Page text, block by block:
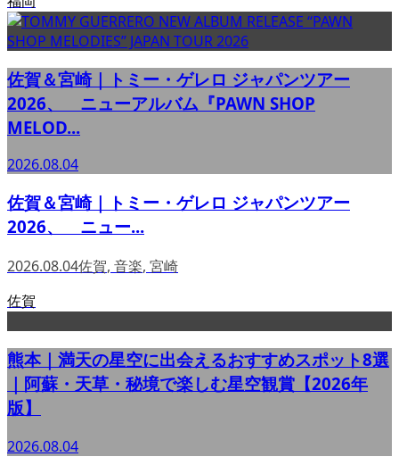
佐賀＆宮崎｜トミー・ゲレロ ジャパンツアー
2026、 ニューアルバム『PAWN SHOP
MELOD...
2026.08.04
佐賀＆宮崎｜トミー・ゲレロ ジャパンツアー
2026、 ニュー...
2026.08.04佐賀, 音楽, 宮崎
佐賀
熊本｜満天の星空に出会えるおすすめスポット8選
｜阿蘇・天草・秘境で楽しむ星空観賞【2026年
版】
2026.08.04